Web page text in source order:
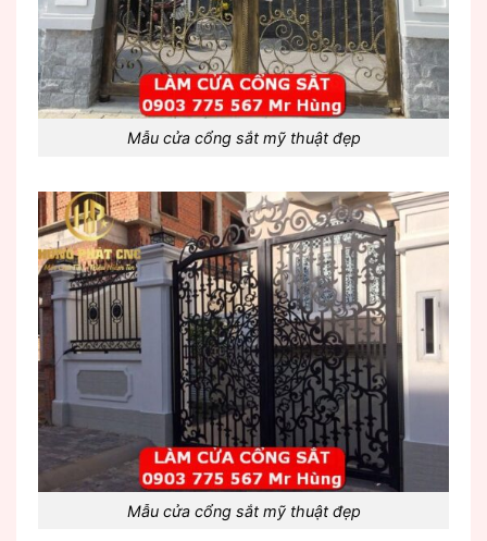
Mẫu cửa cổng sắt mỹ thuật đẹp
Mẫu cửa cổng sắt mỹ thuật đẹp